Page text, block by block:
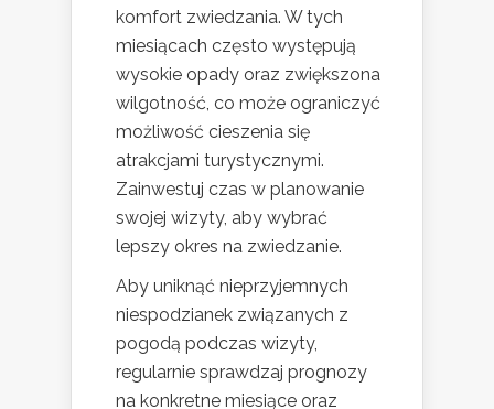
komfort zwiedzania. W tych
miesiącach często występują
wysokie opady oraz zwiększona
wilgotność, co może ograniczyć
możliwość cieszenia się
atrakcjami turystycznymi.
Zainwestuj czas w planowanie
swojej wizyty, aby wybrać
lepszy okres na zwiedzanie.
Aby uniknąć nieprzyjemnych
niespodzianek związanych z
pogodą podczas wizyty,
regularnie sprawdzaj prognozy
na konkretne miesiące oraz